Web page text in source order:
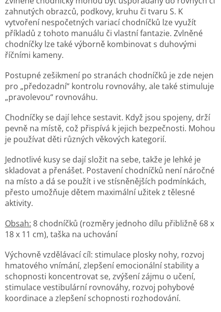
zahnutých obrazců, podkovy, kruhu či tvaru S. K
vytvoření nespočetných variací chodníčků lze využít
příkladů z tohoto manuálu či vlastní fantazie. Zvlněné
chodníčky lze také výborně kombinovat s duhovými
říčními kameny.
Postupné zešikmení po stranách chodníčků je zde nejen
pro „předozadní“ kontrolu rovnováhy, ale také stimuluje
„pravolevou“ rovnováhu.
Chodníčky se dají lehce sestavit. Když jsou spojeny, drží
pevně na místě, což přispívá k jejich bezpečnosti. Mohou
je používat děti různých věkových kategorií.
Jednotlivé kusy se dají složit na sebe, takže je lehké je
skladovat a přenášet. Postavení chodníčků není náročné
na místo a dá se použít i ve stísněnějších podmínkách,
přesto umožňuje dětem maximální užitek z tělesné
aktivity.
Obsah: 8 chodníčků (rozměry jednoho dílu přibližně 68 x
18 x 11 cm), taška na uchování
Výchovně vzdělávací cíl: stimulace plosky nohy, rozvoj
hmatového vnímání, zlepšení emocionální stability a
schopnosti koncentrovat se, zvýšení zájmu o učení,
stimulace vestibulární rovnováhy, rozvoj pohybové
koordinace a zlepšení schopnosti rozhodování.